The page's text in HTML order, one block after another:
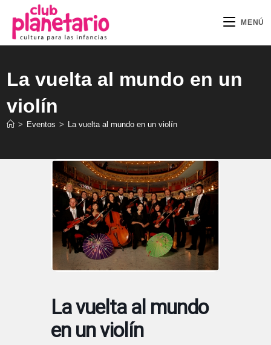
contenido
MENÚ
La vuelta al mundo en un
violín
> Eventos > La vuelta al mundo en un violín
La vuelta al mundo
en un violín